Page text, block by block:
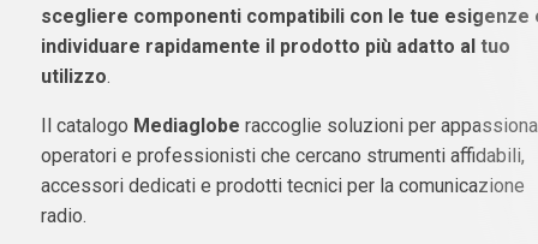
scegliere componenti compatibili con le tue esigenze
individuare rapidamente il prodotto più adatto al tuo
utilizzo.
Il catalogo Mediaglobe raccoglie soluzioni per
operatori e professionisti che cercano strumenti affidabili,
accessori dedicati e prodotti tecnici per la comunicazione
radio.